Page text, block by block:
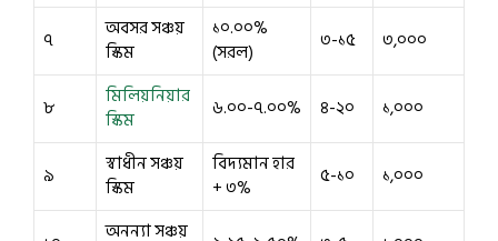
৭
অবসর সঞ্চয়
স্কিম
১০.০০%
(সরল)
৩-১৫ ৩,০০০
৮
মিলিয়নিয়ার
স্কিম
৬.০০-৭.০০% ৪-২০ ১,০০০
৯
স্বাধীন সঞ্চয়
স্কিম
বিদ্যমান হার
+ ৩%
৫-১০ ১,০০০
অনন্যা সঞ্চয়